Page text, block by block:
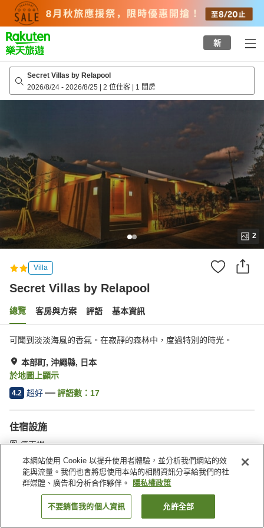
top
page
新
Secret Villas by Relapool
2026/8/24 - 2026/8/25 | 2 位住客 | 1 間房
2
Villa
Secret Villas by Relapool
總覽 客房與方案 評語 基本資訊
可聞到淡淡海風的香氣。在寂靜的森林中，度過特別的時光。
本部町, 沖繩縣, 日本
於地圖上顯示
4.2 超好 評語數： 17
住宿設施
停車場
首頁 日本 沖繩縣 本部町 Secret Villas by Relapool
找客房
本網站使用 Cookie 以提升使用者體驗，並分析我們網站的效
能與流量。我們也會將您使用本站的相關資訊分享給我們的社
群媒體、廣告和分析合作夥伴。
隱私權政策
不要銷售我的個人資訊 允許全部